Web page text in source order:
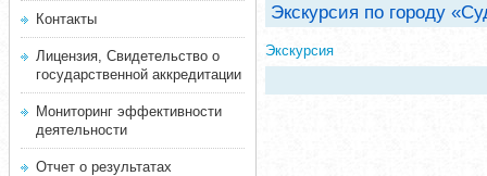
Контакты
Лицензия, Свидетельство о
государственной аккредитации
Мониторинг эффективности
деятельности
Отчет о результатах
Экскурсия по городу
Экскурсия